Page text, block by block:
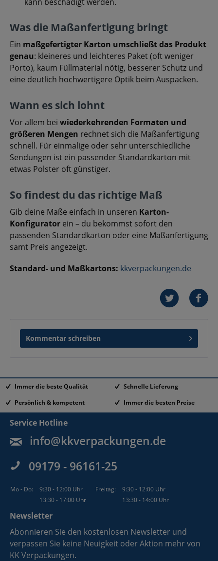
Was die Maßanfertigung bringt
Ein maßgefertigter Karton umschließt das Produkt
genau: kleineres und leichteres Paket (oft weniger
Porto), kaum Füllmaterial nötig, besserer Schutz und
eine deutlich hochwertigere Optik beim Auspacken.
Wann es sich lohnt
Vor allem bei wiederkehrenden Formaten und
größeren Mengen rechnet sich die Maßanfertigung
schnell. Für einmalige oder sehr unterschiedliche
Sendungen ist ein passender Standardkarton mit
etwas Polster oft günstiger.
So findest du das richtige Maß
Gib deine Maße einfach in unseren Karton-
Konfigurator ein – du bekommst sofort den
passenden Standardkarton oder eine Maßanfertigung
samt Preis angezeigt.
Standard- und Maßkartons: kkverpackungen.de
Kommentar schreiben
Immer die beste Qualität
Schnelle Lieferung
Persönlich & kompetent
Immer die besten Preise
Service Hotline
info@kkverpackungen.de
09179 - 96161-25
Mo - Do: 9:30 - 12:00 Uhr Freitag:
9:30 - 12:00 Uhr
13:30 - 17:00 Uhr
13:30 - 14:00 Uhr
Newsletter
Abonnieren Sie den kostenlosen Newsletter und
verpassen Sie keine Neuigkeit oder Aktion mehr von
KK Verpackungen.